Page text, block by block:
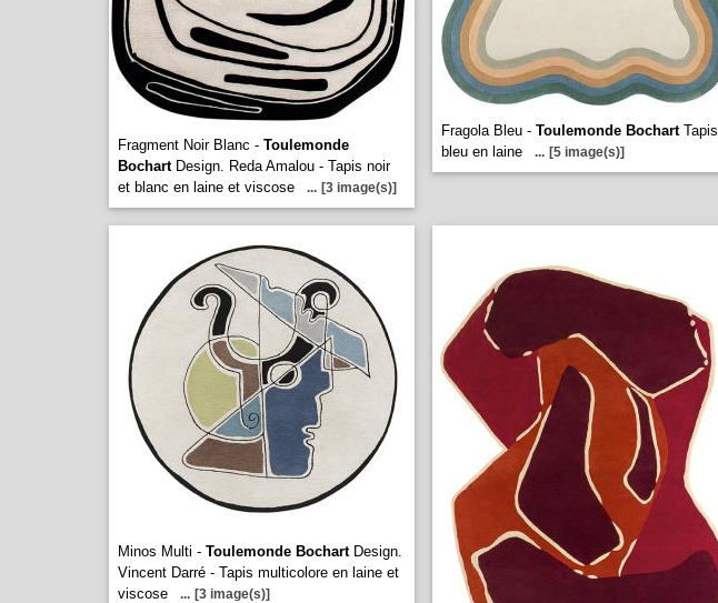
Fragment Noir Blanc - Toulemonde
BochartDesign. Reda Amalou - Tapis noir
et blanc en laine et viscose
... [3 image(s)]
Fragola Bleu - Toulemonde BochartTapis
bleu en laine
... [5 image(s)]
Minos Multi - Toulemonde BochartDesign.
Vincent Darré - Tapis multicolore en laine et
viscose
... [3 image(s)]